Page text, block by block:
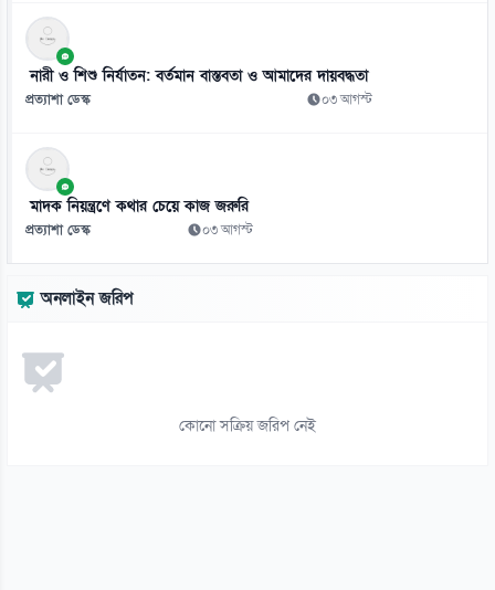
১১
হাসিনাকে এই সুযোগ ভারত কেন দিল—স্বরাষ্ট্রমন্ত্রীর প্রশ্ন
০৭ আগস্ট
১২
জুলাই সনদ ও বিচার বিভাগের ইস্যুতে নারায়ণগঞ্জে সাত আইন কর্মকর্তার
পদত্যাগ
০৭ আগস্ট
শেখ হাসিনার রাজনৈতিক কর্মকাণ্ড ঠেকাতে সরকার ব্যর্থ: এনসিপি
১৪
নারী ও শিশু নির্যাতন: বর্তমান বাস্তবতা ও আমাদের দায়বদ্ধতা
প্রত্যাশা ডেস্ক ০৩ আগস্ট
মাদক নিয়ন্ত্রণে কথার চেয়ে কাজ জরুরি
প্রত্যাশা ডেস্ক ০৩ আগস্ট
অনলাইন জরিপ
কোনো সক্রিয় জরিপ নেই